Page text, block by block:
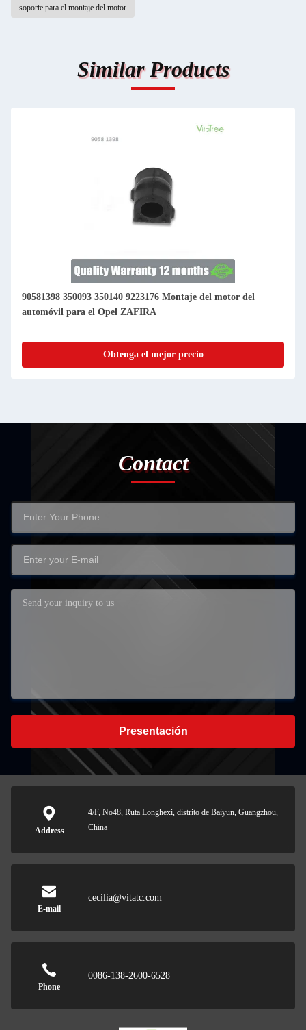
soporte para el montaje del motor
Similar Products
90581398 350093 350140 9223176 Montaje del motor del
automóvil para el Opel ZAFIRA
Obtenga el mejor precio
Contact
Presentación
Address
4/F, No48, Ruta Longhexi, distrito de Baiyun, Guangzhou,
China
E-mail
cecilia@vitatc.com
Phone
0086-138-2600-6528